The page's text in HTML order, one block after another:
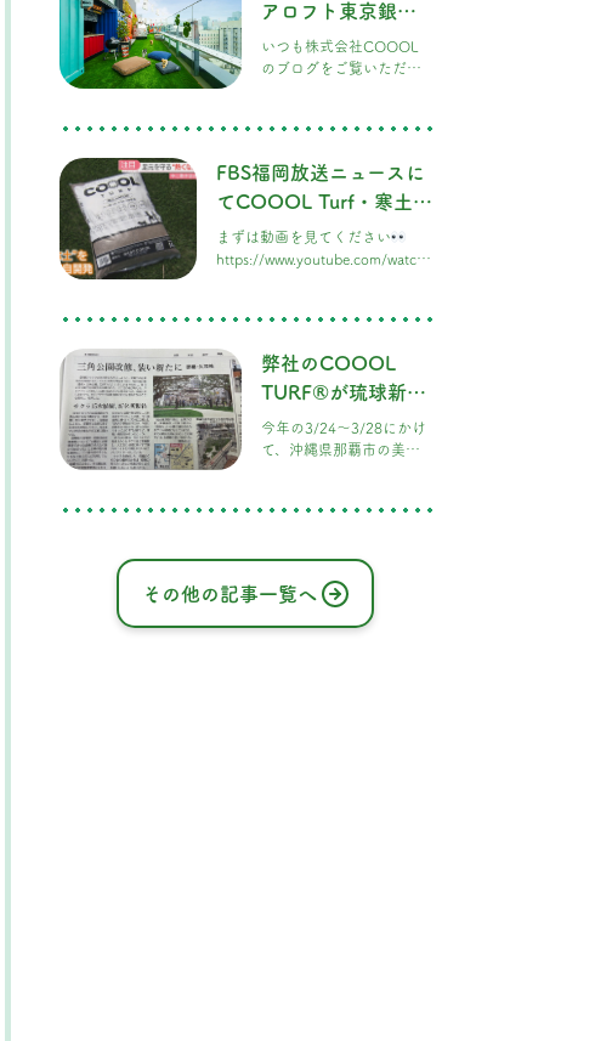
RUN & BBQ Beer
なんと「毎日新聞」のニ
ュースサイトにもどどん
一同とても感激していま
す…！
アロフト東京銀座
の屋上ドッグラン
に「COOOL
PR TIMESで公開中
いつも株式会社COOOL
のブログをご覧いただ
る嬉しいニュースです
担当させていただいた、
アロフト東京銀座様の屋
リリース配信サービス
「PR TIMES」にて大きく
スポット「DOG RUN &
BBQ Beer Garden」とし
て、早くも注目を集めて
いま
FBS福岡放送ニュースに
てCOOOL Turf・寒土が
取り上げられました。
まずは動画を見てください
https://www.youtube.com/watch?
弊社のCOOOL
TURF®が琉球新報
に取り上げられま
した。
今年の3/24〜3/28にかけ
て、沖縄県那覇市の美栄
新報に掲載されました。
子です。 以前の公園は砂
利だけでしたが、緑が映
える
その他の記事一覧へ